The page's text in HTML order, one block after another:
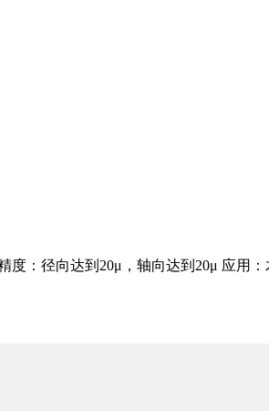
度：径向达到20μ，轴向达到20μ 应用